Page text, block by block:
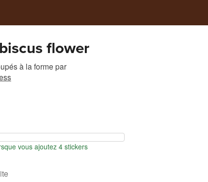
flower
à la forme par
vous ajoutez 4 stickers